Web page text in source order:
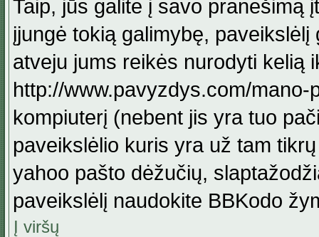
Taip, jūs galite į savo pranešimą
įjungė tokią galimybę,
atveju jums reikės nurodyti kelią
http://www.pavyzdys.com/
kompiuterį (nebent jis yra tuo
paveikslėlio kuris yra už tam
yahoo pašto dėžučių,
paveikslėlį naudokite BBKodo
Į viršų